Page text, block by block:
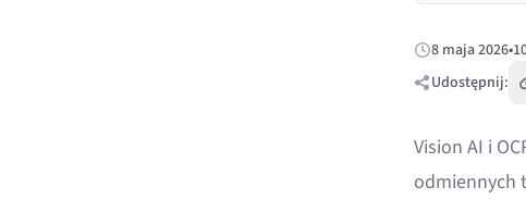
Opublikowano:
8 maja 2026•
Udostępnij:
Vision AI i
odmiennych